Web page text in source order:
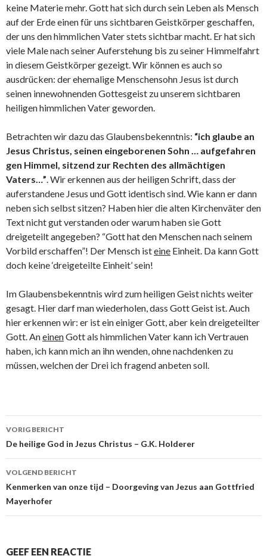
keine Materie mehr. Gott hat sich durch sein Leben als Mensch
auf der Erde einen für uns sichtbaren Geistkörper geschaffen,
der uns den himmlichen Vater stets sichtbar macht. Er hat sich
viele Male nach seiner Auferstehung bis zu seiner Himmelfahrt
in diesem Geistkörper gezeigt. Wir können es auch so
ausdrücken: der ehemalige Menschensohn Jesus ist durch
seinen innewohnenden Gottesgeist zu unserem sichtbaren
heiligen himmlichen Vater geworden.
Betrachten wir dazu das Glaubensbekenntnis: “ich glaube an
Jesus Christus, seinen eingeborenen Sohn … aufgefahren
gen Himmel, sitzend zur Rechten des allmächtigen
Vaters…”. Wir erkennen aus der heiligen Schrift, dass der
auferstandene Jesus und Gott identisch sind. Wie kann er dann
neben sich selbst sitzen? Haben hier die alten Kirchenväter den
Text nicht gut verstanden oder warum haben sie Gott
dreigeteilt angegeben? “Gott hat den Menschen nach seinem
Vorbild erschaffen”! Der Mensch isteine Einheit. Da kann Gott
doch keine ‘dreigeteilte Einheit’ sein!
Im Glaubensbekenntnis wird zum heiligen Geist nichts weiter
gesagt. Hier darf man wiederholen, dass Gott Geist ist. Auch
hier erkennen wir: er ist ein einiger Gott, aber kein dreigeteilter
Gott. AneinenGott als himmlichen Vater kann ich Vertrauen
haben, ich kann mich an ihn wenden, ohne nachdenken zu
müssen, welchen der Drei ich fragend anbeten soll.
Berichtnavigatie
VORIG BERICHT
De heilige God in Jezus Christus – G.K. Holderer
VOLGEND BERICHT
Kenmerken van onze tijd – Doorgeving van Jezus aan Gottfried
Mayerhofer
GEEF EEN REACTIE